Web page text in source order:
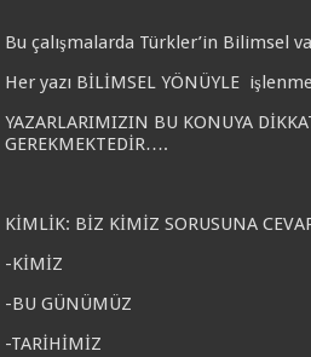
Bu çalışmalarda Türkler’in Bilimsel
Her yazı BİLİMSEL YÖNÜYLE
YAZARLARIMIZIN BU KONUYA
GEREKMEKTEDİR….
KİMLİK: BİZ KİMİZ SORUSUNA
-KİMİZ
-BU GÜNÜMÜZ
-TARİHİMİZ